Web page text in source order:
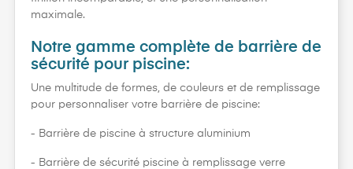
maximale.
Notre gamme complète de barrière de
sécurité pour piscine:
Une multitude de formes, de couleurs et de remplissage
pour personnaliser votre barrière de piscine:
- Barrière de piscine à structure aluminium
- Barrière de sécurité piscine à remplissage verre